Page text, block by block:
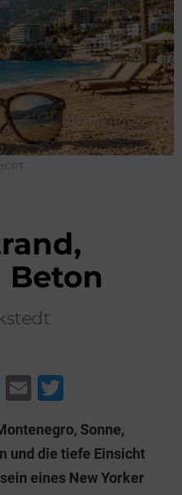
Beton
Li
k
e
E
ai
l
tt
er
Sonne,
und die tiefe Einsicht
eines New Yorker